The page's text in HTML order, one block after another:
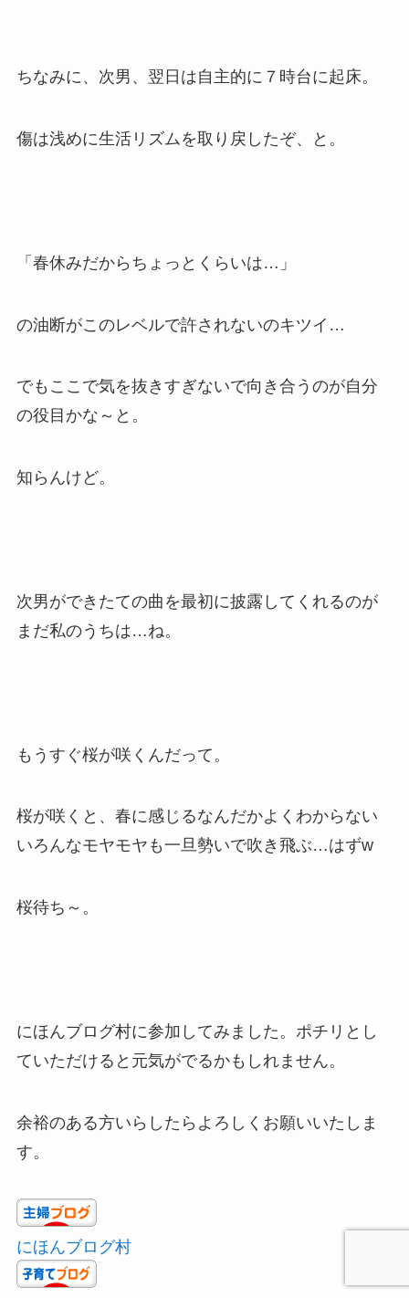
ちなみに、次男、翌日は自主的に７時台に起床。
傷は浅めに生活リズムを取り戻したぞ、と。
「春休みだからちょっとくらいは…」
の油断がこのレベルで許されないのキツイ…
でもここで気を抜きすぎないで向き合うのが自分
の役目かな～と。
知らんけど。
次男ができたての曲を最初に披露してくれるのが
まだ私のうちは…ね。
もうすぐ桜が咲くんだって。
桜が咲くと、春に感じるなんだかよくわからない
いろんなモヤモヤも一旦勢いで吹き飛ぶ…はずw
桜待ち～。
にほんブログ村に参加してみました。ポチリとし
ていただけると元気がでるかもしれません。
余裕のある方いらしたらよろしくお願いいたしま
す。
にほんブログ村